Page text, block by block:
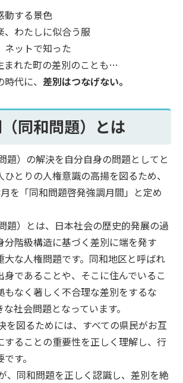
動する景色
、わたしに似合う服
ネットで知った
まれた町の差別のことも…
代に、 差別はつなげない。
同和問題）とは
題）の解決を自分自身の問題としてと
とりの人権意識の高揚を図るため、
を「同和問題啓発強調月間」と定め
題）とは、日本社会の歴史的発展の過
分階級構造に基づく差別に端を発す
大な人権問題です。同和地区と呼ばれ
身であることや、そこに住んでいるこ
もなく著しく不合理な差別をするな
社会問題となっています。
を図るためには、すべての県民がお互
することの重要性を正しく理解し、行
す。
、同和問題を正しく認識し、差別を絶